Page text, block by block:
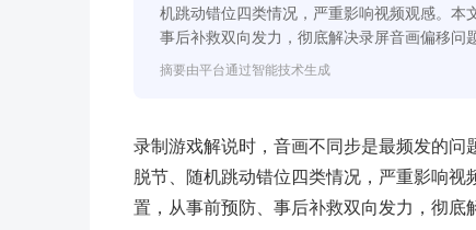
机跳动错位四类情况，严重影响视频观感。本
事后补救双向发力，彻底解决录屏音画偏移问
摘要由平台通过智能技术生成
录制游戏解说时，音画不同步是最频发的
脱节、随机跳动错位四类情况，严重影响
置，从事前预防、事后补救双向发力，彻底